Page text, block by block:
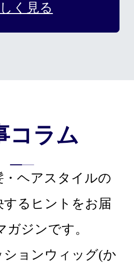
く見る
コラム
ヘアスタイルの
するヒントをお届
ガジンです。
ションウィッグ(か